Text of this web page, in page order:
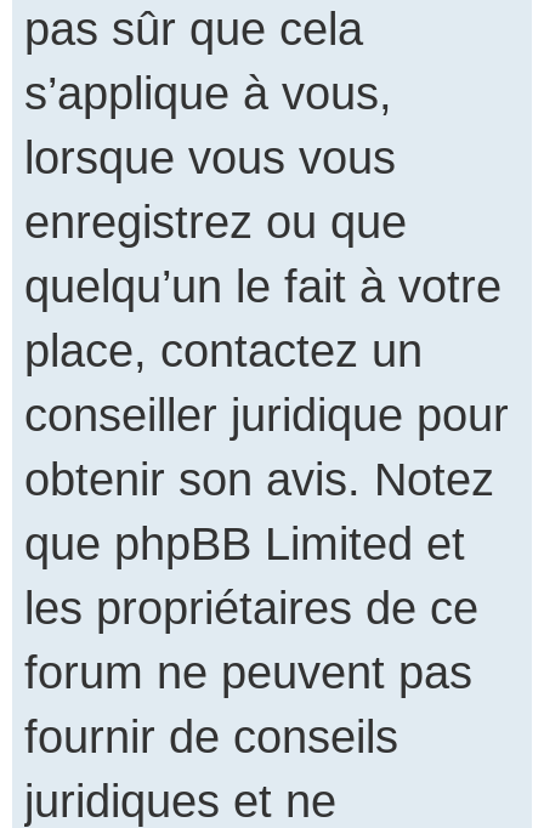
pas sûr que cela
s’applique à vous,
lorsque vous vous
enregistrez ou que
quelqu’un le fait à votre
place, contactez un
conseiller juridique pour
obtenir son avis. Notez
que phpBB Limited et
les propriétaires de ce
forum ne peuvent pas
fournir de conseils
juridiques et ne